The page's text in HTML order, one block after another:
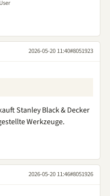
2026-05-20 11:40#8051923
Stanley Black & Decker
Werkzeuge.
2026-05-20 11:46#8051926